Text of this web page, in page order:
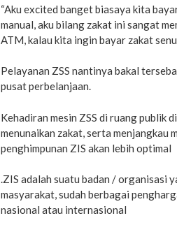
“Aku excited banget biasaya kita
manual, aku bilang zakat ini sangat
ATM, kalau kita ingin bayar zakat
Pelayanan ZSS nantinya bakal
pusat perbelanjaan.
Kehadiran mesin ZSS di ruang publik
menunaikan zakat, serta menjangkau
penghimpunan ZIS akan lebih optimal
.ZIS adalah suatu badan / organisasi
masyarakat, sudah berbagai
nasional atau internasional